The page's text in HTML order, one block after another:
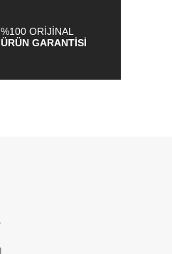
%100 ORİJİNAL
ÜRÜN GARANTİSİ